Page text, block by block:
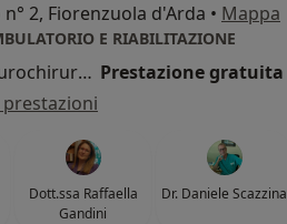
n° 2, Fiorenzuola d'Arda • Mappa
E RIABILITAZIONE
Prima visita neurochirurgica Prestazione gratuita
Dott.ssa Raffaella
Gandini
Dr. Daniele Scazzina